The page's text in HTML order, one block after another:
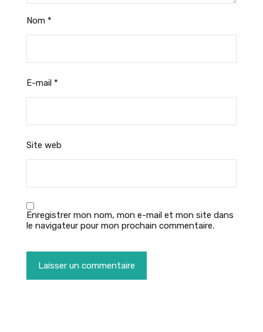
Nom *
E-mail *
Site web
Enregistrer mon nom, mon e-mail et mon site dans
le navigateur pour mon prochain commentaire.